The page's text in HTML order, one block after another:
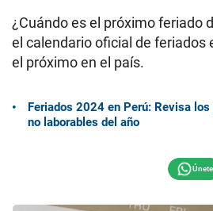
¿Cuándo es el próximo feriado
el calendario oficial de feriados
el próximo en el país.
Feriados 2024 en Perú: Revisa
no laborables del año